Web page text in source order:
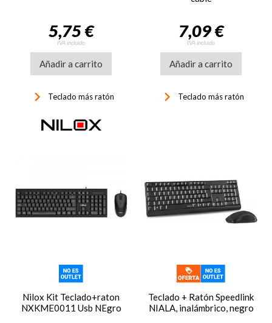
5,75 €
IVA incluido
Añadir a carrito
keyboard_arrow_right Teclado más ratón
7,09 €
IVA incluido
Añadir a carrito
keyboard_arrow_right Teclado más ratón
Nilox Kit Teclado+raton
NXKME0011 Usb NEgro
Teclado + Ratón Speedlink
NIALA, inalámbrico, negro